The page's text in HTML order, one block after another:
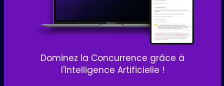
Dominez la Concurrence grâce à
l'Intelligence Artificielle !